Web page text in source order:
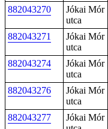
882043270
Jókai Mór
utca
882043271
Jókai Mór
utca
882043274
Jókai Mór
utca
882043276
Jókai Mór
utca
882043277
Jókai Mór